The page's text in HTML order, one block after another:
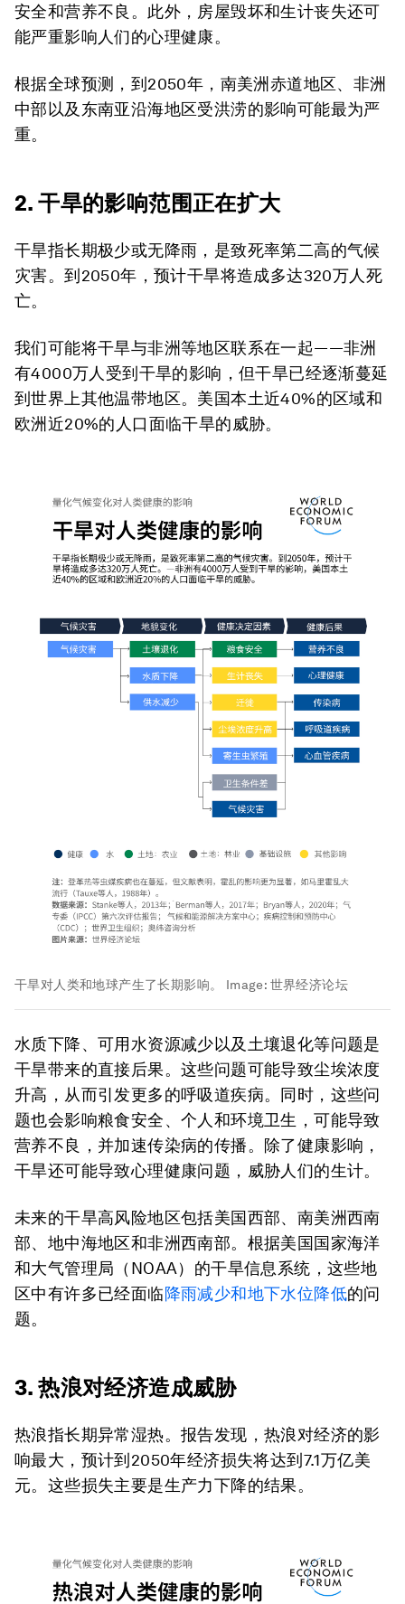
安全和营养不良。此外，房屋毁坏和生计丧失还可
能严重影响人们的心理健康。
根据全球预测，到2050年，南美洲赤道地区、非洲
中部以及东南亚沿海地区受洪涝的影响可能最为严
重。
2. 干旱的影响范围正在扩大
干旱指长期极少或无降雨，是致死率第二高的气候
灾害。到2050年，预计干旱将造成多达320万人死
亡。
我们可能将干旱与非洲等地区联系在一起——非洲
有4000万人受到干旱的影响，但干旱已经逐渐蔓延
到世界上其他温带地区。美国本土近40%的区域和
欧洲近20%的人口面临干旱的威胁。
干旱对人类和地球产生了长期影响。 Image: 世界经济论坛
水质下降、可用水资源减少以及土壤退化等问题是
干旱带来的直接后果。这些问题可能导致尘埃浓度
升高，从而引发更多的呼吸道疾病。同时，这些问
题也会影响粮食安全、个人和环境卫生，可能导致
营养不良，并加速传染病的传播。除了健康影响，
干旱还可能导致心理健康问题，威胁人们的生计。
未来的干旱高风险地区包括美国西部、南美洲西南
部、地中海地区和非洲西南部。根据美国国家海洋
和大气管理局（NOAA）的干旱信息系统，这些地
区中有许多已经面临降雨减少和地下水位降低的问
题。
3. 热浪对经济造成威胁
热浪指长期异常湿热。报告发现，热浪对经济的影
响最大，预计到2050年经济损失将达到7.1万亿美
元。这些损失主要是生产力下降的结果。